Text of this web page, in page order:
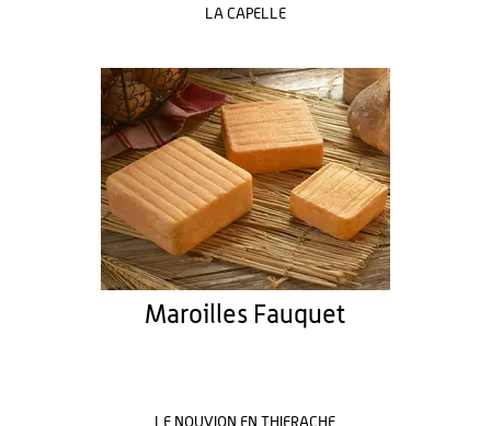
LA CAPELLE
Maroilles Fauquet
LE NOUVION EN THIERACHE